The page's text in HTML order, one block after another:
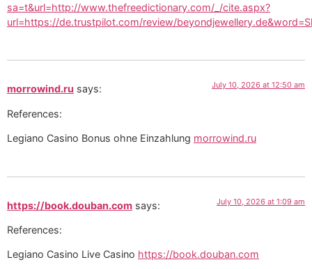
sa=t&url=http://www.thefreedictionary.com/_/cite.aspx?
url=https://de.trustpilot.com/review/
morrowind.ru says: July 10, 2026 at 12:50 am
References:
Legiano Casino Bonus ohne Einzahlung morrowind.ru
https://book.douban.com says: July 10, 2026 at 1:09 am
References:
Legiano Casino Live Casino https://book.douban.com